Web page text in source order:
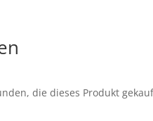
die dieses Produkt